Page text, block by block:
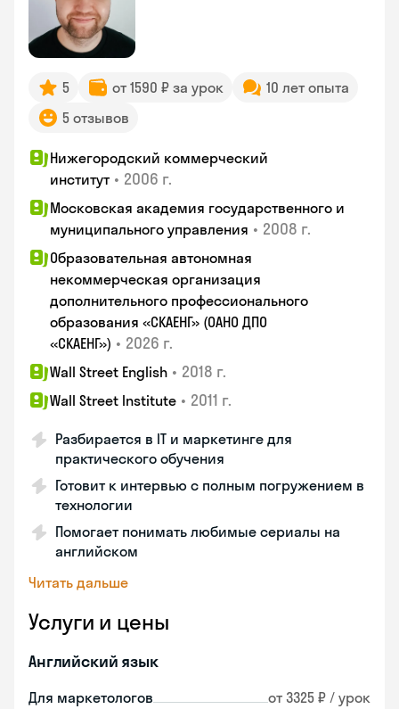
5 от 1590 ₽ за урок
10 лет опыта
5 отзывов
Нижегородский коммерческий
институт • 2006 г.
Московская академия государственного и
муниципального управления • 2008 г.
Образовательная автономная
некоммерческая организация
дополнительного профессионального
образования «СКАЕНГ» (ОАНО ДПО
«СКАЕНГ») • 2026 г.
Wall Street English • 2018 г.
Wall Street Institute • 2011 г.
Разбирается в IT и маркетинге для
практического обучения
Готовит к интервью с полным погружением в
технологии
Помогает понимать любимые сериалы на
английском
Читать дальше
Услуги и цены
Английский язык
Для маркетологов от 3325 ₽ / урок